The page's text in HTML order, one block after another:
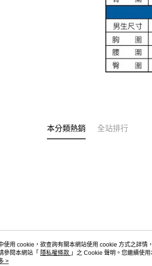
本分類熱銷 全站排行
關於我們
使用 cookie，欲查詢有關本網站使用 cookie 方式之詳
參閱本網站「 隱私權條款 」之 Cookie 聲明。您繼續使
。
>